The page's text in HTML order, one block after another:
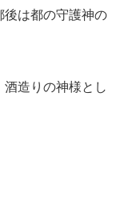
後は都の守護神の
酒造りの神様とし